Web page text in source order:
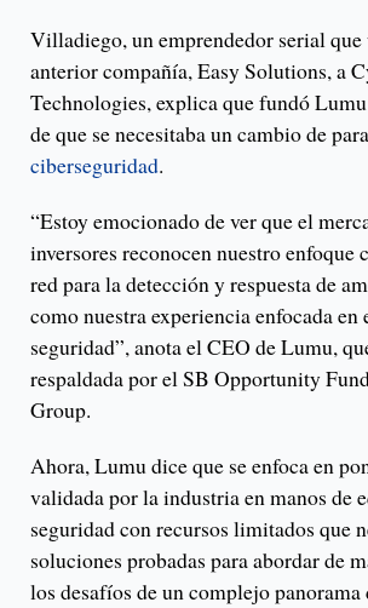
Villadiego, un emprendedor serial que
anterior compañía, Easy Solutions, a
Technologies, explica que fundó
de que se necesitaba un cambio de
ciberseguridad.
“Estoy emocionado de ver que el
inversores reconocen nuestro enfoque
red para la detección y respuesta de
como nuestra experiencia enfocada en
seguridad”, anota el CEO de Lumu,
respaldada por el SB Opportunity
Group.
Ahora, Lumu dice que se enfoca en
validada por la industria en manos de
seguridad con recursos limitados que
soluciones probadas para abordar de
los desafíos de un complejo panorama